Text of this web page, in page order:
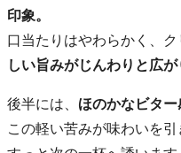
印象。
口当たりはやわらかく、ク
しい旨みがじんわりと広が
後半には、 ほのかなビター
この軽い苦みが味わいを